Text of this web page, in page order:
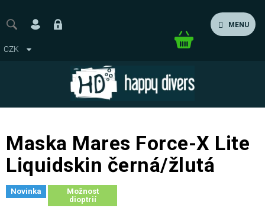
obsah
MENU
CZK
Nákupní
Maska Mares Force-X Lite
Liquidskin černá/žlutá
Novinka
Možnost
dioptrií